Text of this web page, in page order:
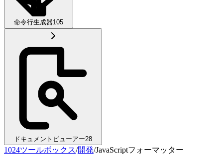
命令行生成器105
ドキュメントビューアー28
1024ツールボックス/開発/JavaScriptフォーマッター